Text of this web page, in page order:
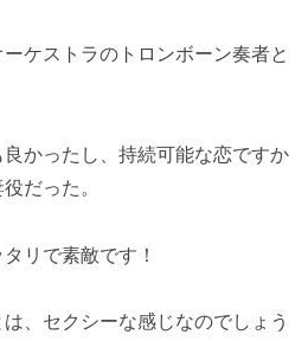
ケストラのトロンボーン奏者と
かったし、持続可能な恋ですか
だった。
リで素敵です！
、セクシーな感じなのでしょう